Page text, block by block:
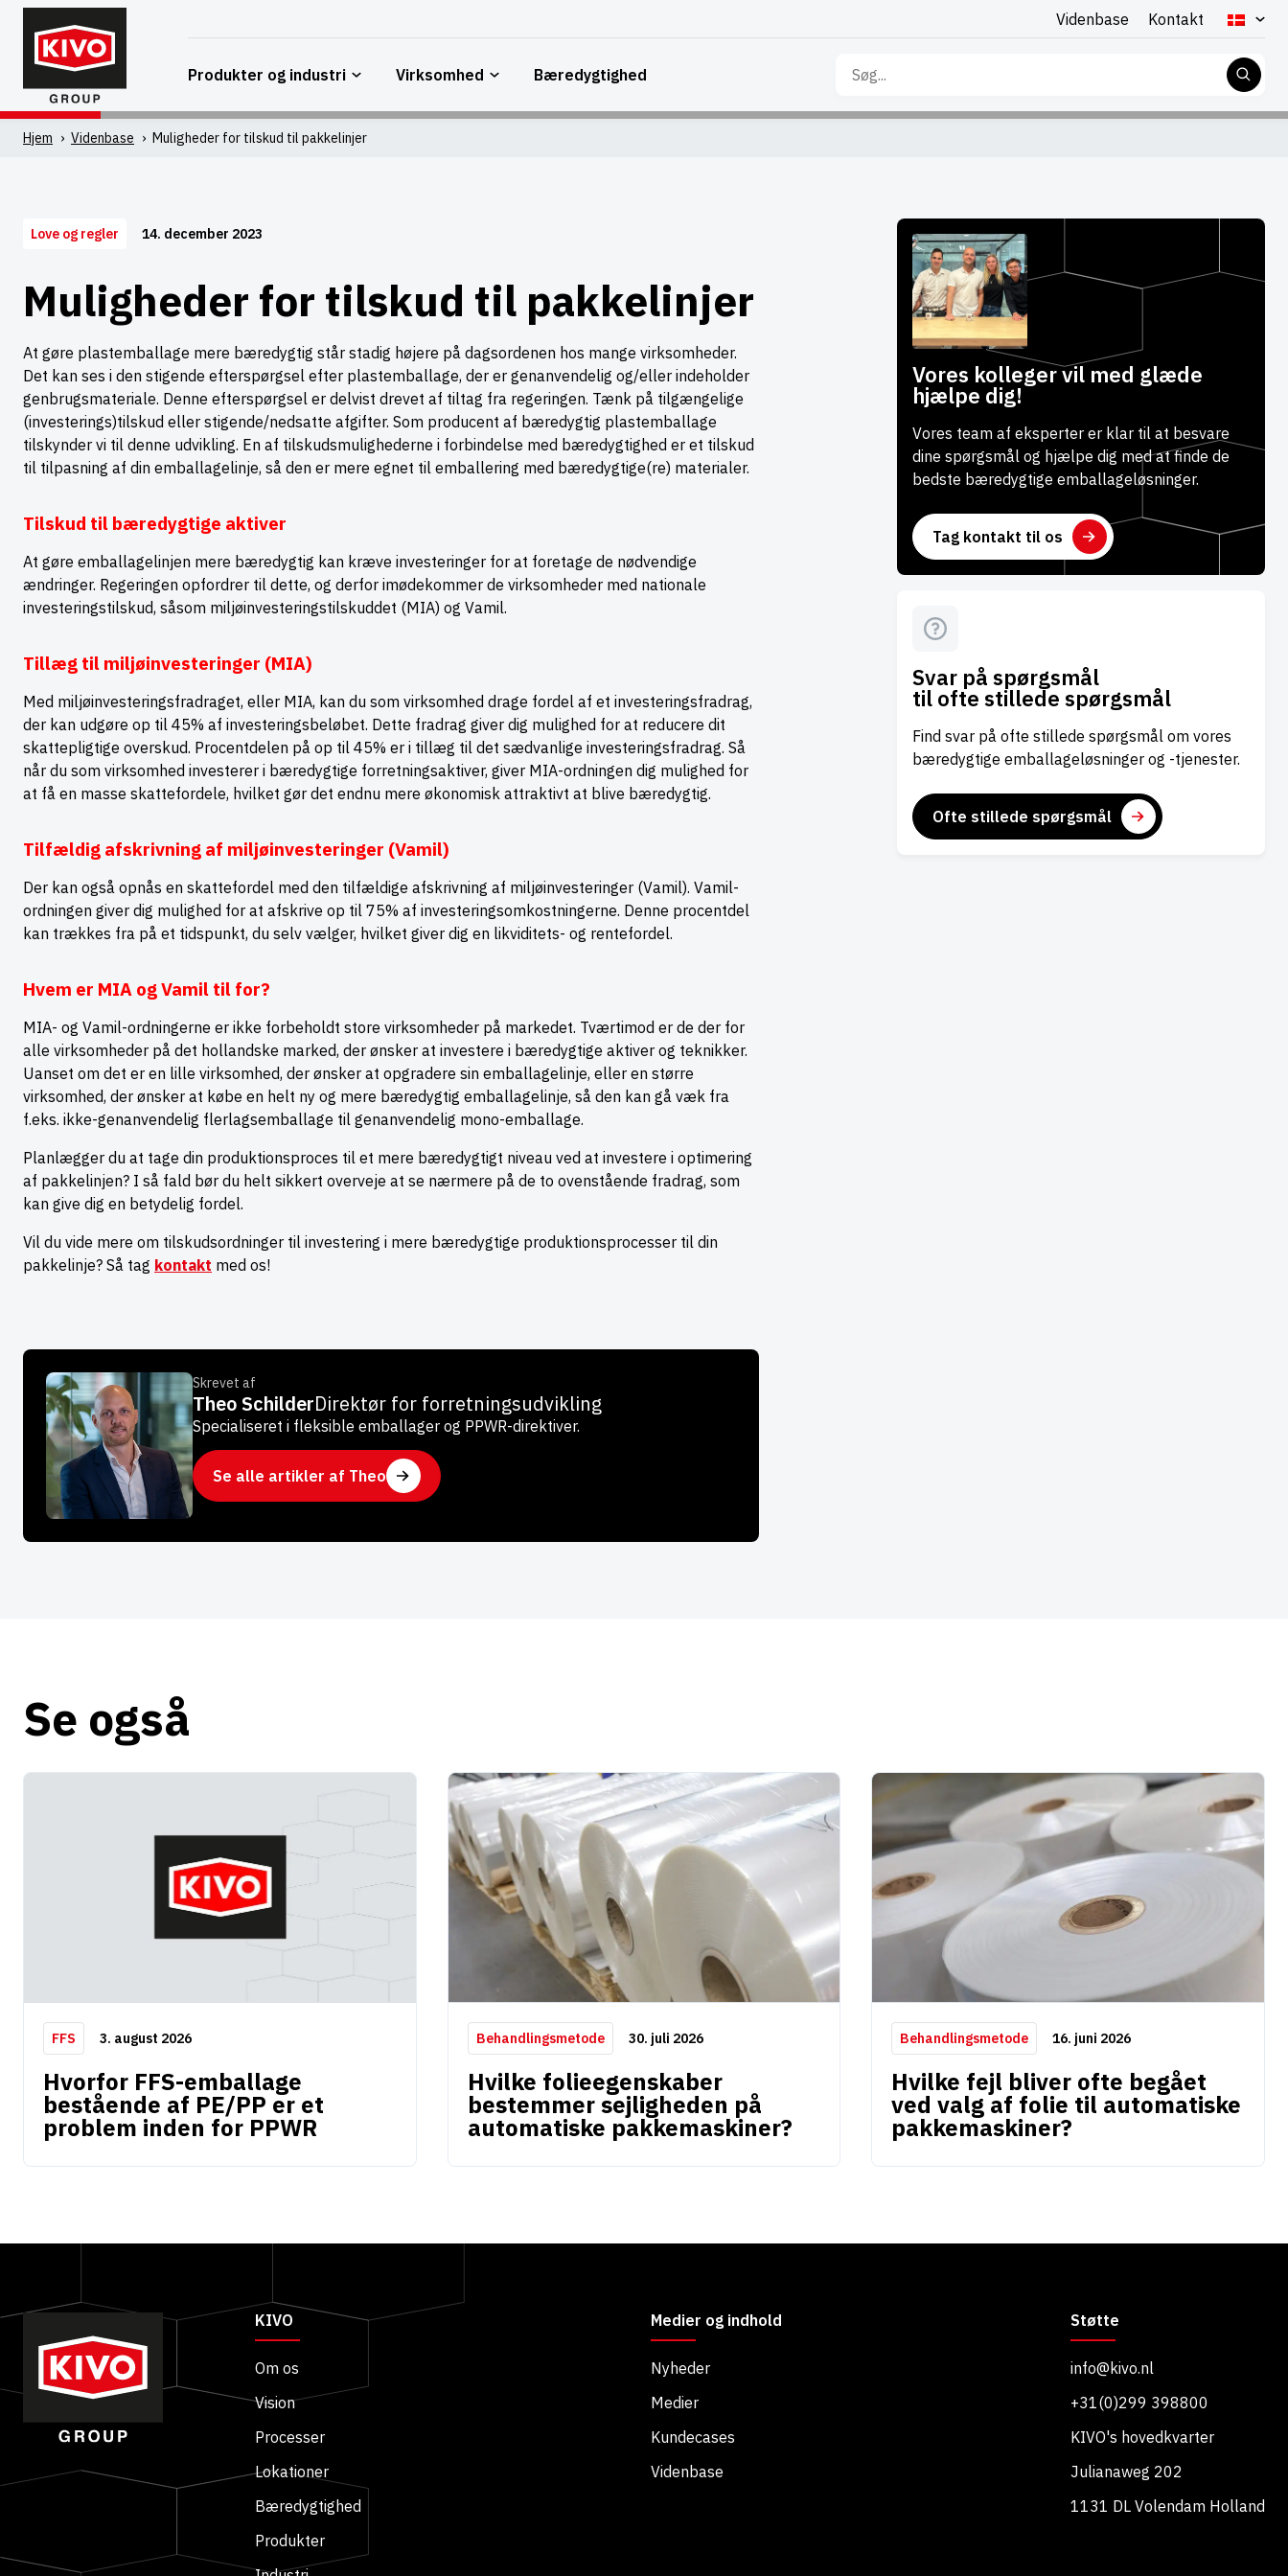
Spring
indhold
Videnbase Kontakt
Produkter og industri Virksomhed Bæredygtighed
Søg
efter:
Hjem ' Videnbase ' Muligheder for tilskud til pakkelinjer
Love og regler 14. december 2023
Muligheder for tilskud til pakkelinjer
At gøre plastemballage mere bæredygtig står stadig højere på dagsordenen hos mange virksomheder.
Det kan ses i den stigende efterspørgsel efter plastemballage, der er genanvendelig og/eller indeholder
genbrugsmateriale. Denne efterspørgsel er delvist drevet af tiltag fra regeringen. Tænk på tilgængelige
(investerings)tilskud eller stigende/nedsatte afgifter. Som producent af bæredygtig plastemballage
tilskynder vi til denne udvikling. En af tilskudsmulighederne i forbindelse med bæredygtighed er et tilskud
til tilpasning af din emballagelinje, så den er mere egnet til emballering med bæredygtige(re) materialer.
Tilskud til bæredygtige aktiver
At gøre emballagelinjen mere bæredygtig kan kræve investeringer for at foretage de nødvendige
ændringer. Regeringen opfordrer til dette, og derfor imødekommer de virksomheder med nationale
investeringstilskud, såsom miljøinvesteringstilskuddet (MIA) og Vamil.
Tillæg til miljøinvesteringer (MIA)
Med miljøinvesteringsfradraget, eller MIA, kan du som virksomhed drage fordel af et investeringsfradrag,
der kan udgøre op til 45% af investeringsbeløbet. Dette fradrag giver dig mulighed for at reducere dit
skattepligtige overskud. Procentdelen på op til 45% er i tillæg til det sædvanlige investeringsfradrag. Så
når du som virksomhed investerer i bæredygtige forretningsaktiver, giver MIA-ordningen dig mulighed for
at få en masse skattefordele, hvilket gør det endnu mere økonomisk attraktivt at blive bæredygtig.
Tilfældig afskrivning af miljøinvesteringer (Vamil)
Der kan også opnås en skattefordel med den tilfældige afskrivning af miljøinvesteringer (Vamil). Vamil-
ordningen giver dig mulighed for at afskrive op til 75% af investeringsomkostningerne. Denne procentdel
kan trækkes fra på et tidspunkt, du selv vælger, hvilket giver dig en likviditets- og rentefordel.
Hvem er MIA og Vamil til for?
MIA- og Vamil-ordningerne er ikke forbeholdt store virksomheder på markedet. Tværtimod er de der for
alle virksomheder på det hollandske marked, der ønsker at investere i bæredygtige aktiver og teknikker.
Uanset om det er en lille virksomhed, der ønsker at opgradere sin emballagelinje, eller en større
virksomhed, der ønsker at købe en helt ny og mere bæredygtig emballagelinje, så den kan gå væk fra
f.eks. ikke-genanvendelig flerlagsemballage til genanvendelig mono-emballage.
Planlægger du at tage din produktionsproces til et mere bæredygtigt niveau ved at investere i optimering
af pakkelinjen? I så fald bør du helt sikkert overveje at se nærmere på de to ovenstående fradrag, som
kan give dig en betydelig fordel.
Vil du vide mere om tilskudsordninger til investering i mere bæredygtige produktionsprocesser til din
pakkelinje? Så tag kontakt med os!
Vores kolleger vil med glæde
hjælpe dig!
Vores team af eksperter er klar til at besvare
dine spørgsmål og hjælpe dig med at finde de
bedste bæredygtige emballageløsninger.
Tag kontakt til os
Svar på spørgsmål
til ofte stillede spørgsmål
Find svar på ofte stillede spørgsmål om vores
bæredygtige emballageløsninger og -tjenester.
Ofte stillede spørgsmål
Skrevet af
Theo SchilderDirektør for forretningsudvikling
Specialiseret i fleksible emballager og PPWR-direktiver.
Se alle artikler af Theo
Se også
FFS 3. august 2026
Hvorfor FFS-emballage
bestående af PE/PP er et
problem inden for PPWR
Behandlingsmetode 30. juli 2026
Hvilke folieegenskaber
bestemmer sejligheden på
automatiske pakkemaskiner?
Behandlingsmetode 16. juni 2026
Hvilke fejl bliver ofte begået
ved valg af folie til automatiske
pakkemaskiner?
KIVO
Om os
Vision
Processer
Lokationer
Bæredygtighed
Produkter
Medier og indhold
Nyheder
Medier
Kundecases
Videnbase
Støtte
info@kivo.nl
+31(0)299 398800
KIVO's hovedkvarter
Julianaweg 202
1131 DL Volendam Holland